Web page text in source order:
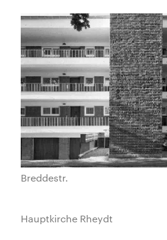
Breddestr.
Hauptkirche Rheydt